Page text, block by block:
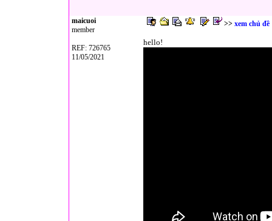
maicuoi
member
REF: 726765
11/05/2021
>> xem chủ đề
hello!